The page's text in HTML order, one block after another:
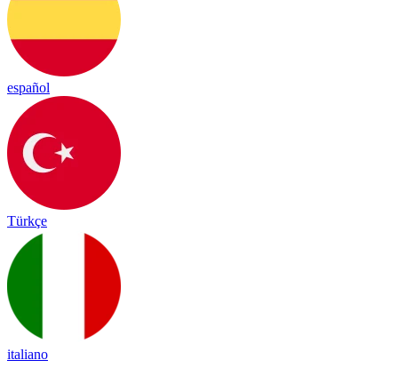
español
Türkçe
italiano